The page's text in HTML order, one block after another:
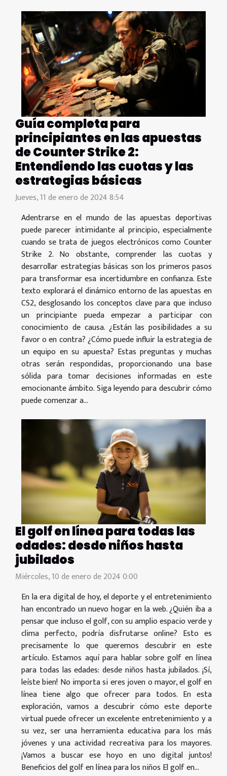
Guía completa para
principiantes en las apuestas
de Counter Strike 2:
Entendiendo las cuotas y las
estrategias básicas
Jueves, 11 de enero de 2024 8:54
Adentrarse en el mundo de las apuestas deportivas
puede parecer intimidante al principio, especialmente
cuando se trata de juegos electrónicos como Counter
Strike 2. No obstante, comprender las cuotas y
desarrollar estrategias básicas son los primeros pasos
para transformar esa incertidumbre en confianza. Este
texto explorará el dinámico entorno de las apuestas en
CS2, desglosando los conceptos clave para que incluso
un principiante pueda empezar a participar con
conocimiento de causa. ¿Están las posibilidades a su
favor o en contra? ¿Cómo puede influir la estrategia de
un equipo en su apuesta? Estas preguntas y muchas
otras serán respondidas, proporcionando una base
sólida para tomar decisiones informadas en este
emocionante ámbito. Siga leyendo para descubrir cómo
puede comenzar a...
El golf en línea para todas las
edades: desde niños hasta
jubilados
Miércoles, 10 de enero de 2024 0:00
En la era digital de hoy, el deporte y el entretenimiento
han encontrado un nuevo hogar en la web. ¿Quién iba a
pensar que incluso el golf, con su amplio espacio verde y
clima perfecto, podría disfrutarse online? Esto es
precisamente lo que queremos descubrir en este
artículo. Estamos aquí para hablar sobre golf en línea
para todas las edades: desde niños hasta jubilados. ¡Sí,
leíste bien! No importa si eres joven o mayor, el golf en
línea tiene algo que ofrecer para todos. En esta
exploración, vamos a descubrir cómo este deporte
virtual puede ofrecer un excelente entretenimiento y a
su vez, ser una herramienta educativa para los más
jóvenes y una actividad recreativa para los mayores.
¡Vamos a buscar ese hoyo en uno digital juntos!
Beneficios del golf en línea para los niños El golf en...